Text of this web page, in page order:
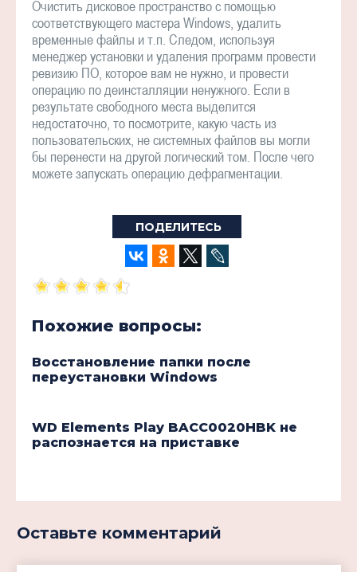
Очистить дисковое пространство с помощью
соответствующего мастера Windows, удалить
временные файлы и т.п. Следом, используя
менеджер установки и удаления программ провести
ревизию ПО, которое вам не нужно, и провести
операцию по деинсталляции ненужного. Если в
результате свободного места выделится
недостаточно, то посмотрите, какую часть из
пользовательских, не системных файлов вы могли
бы перенести на другой логический том. После чего
можете запускать операцию дефрагментации.
ПОДЕЛИТЕСЬ
Похожие вопросы:
Восстановление папки после
переустановки Windows
WD Elements Play BACC0020HBK не
распознается на приставке
Оставьте комментарий